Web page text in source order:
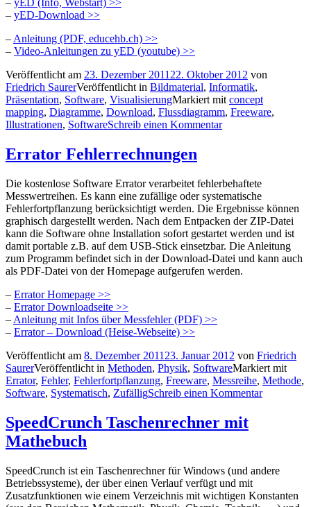
– yED (Info, Webstart) >>
– yED-Download >>
– Anleitung (PDF, educehb.ch) >>
– Video-Anleitungen zu yED (youtube) >>
Veröffentlicht am 23. Dezember 2011 22. Oktober 2012 von
Friedrich SaurerVeröffentlicht in Bildmaterial, Informatik,
Präsentation, Software, VisualisierungMarkiert mit concept
mapping, Diagramme, Download, Flussdiagramm, Freeware,
Illustrationen, SoftwareSchreib einen Kommentar
Errator Fehlerrechnungen
Die kostenlose Software Errator verarbeitet fehlerbehaftete
Messwertreihen. Es kann eine zufällige oder systematische
Fehlerfortpflanzung berücksichtigt werden. Die Ergebnisse können
graphisch dargestellt werden. Nach dem Entpacken der ZIP-Datei
kann die Software ohne Installation sofort gestartet werden und ist
damit portable z.B. auf dem USB-Stick einsetzbar. Die Anleitung
zum Programm befindet sich in der Download-Datei und kann auch
als PDF-Datei von der Homepage aufgerufen werden.
– Errator Homepage >>
– Errator Downloadseite >>
– Anleitung mit Infos über Messfehler (PDF) >>
– Errator – Download (Heise-Webseite) >>
Veröffentlicht am 8. Dezember 2011 23. Januar 2012 von Friedrich
SaurerVeröffentlicht in Methoden, Physik, SoftwareMarkiert mit
Errator, Fehler, Fehlerfortpflanzung, Freeware, Messreihe, Methode,
Software, Systematisch, ZufälligSchreib einen Kommentar
SpeedCrunch Taschenrechner mit
Mathebuch
SpeedCrunch ist ein Taschenrechner für Windows (und andere
Betriebssysteme), der über einen Verlauf verfügt und mit
Zusatzfunktionen wie einem Verzeichnis mit wichtigen Konstanten